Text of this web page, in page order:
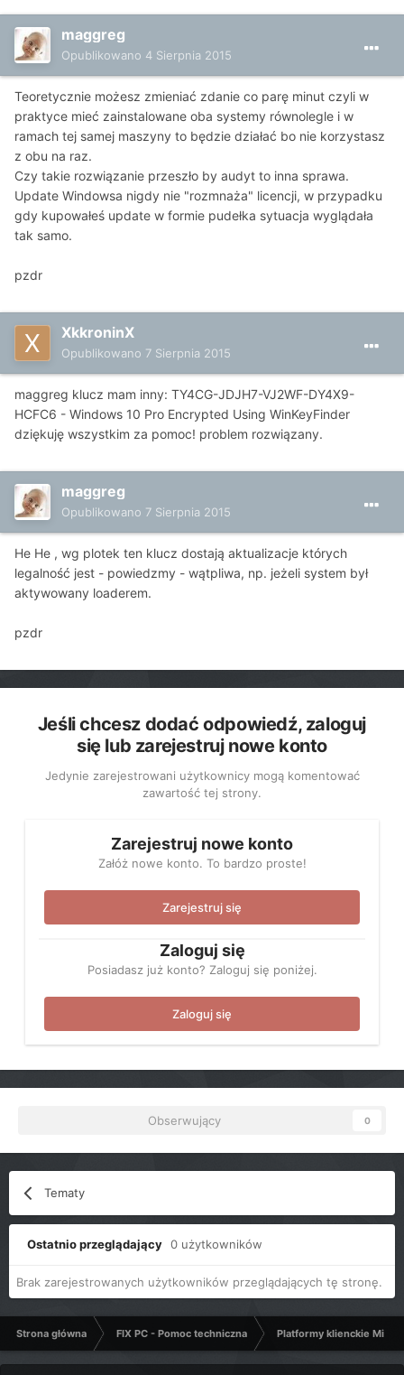
maggreg
Opublikowano 4 Sierpnia 2015
Teoretycznie możesz zmieniać zdanie co parę minut czyli w
praktyce mieć zainstalowane oba systemy równolegle i w
ramach tej samej maszyny to będzie działać bo nie korzystasz
z obu na raz.
Czy takie rozwiązanie przeszło by audyt to inna sprawa.
Update Windowsa nigdy nie "rozmnaża" licencji, w przypadku
gdy kupowałeś update w formie pudełka sytuacja wyglądała
tak samo.
pzdr
XkkroninX
Opublikowano 7 Sierpnia 2015
maggreg klucz mam inny: TY4CG-JDJH7-VJ2WF-DY4X9-
HCFC6 - Windows 10 Pro Encrypted Using WinKeyFinder
dziękuję wszystkim za pomoc! problem rozwiązany.
maggreg
Opublikowano 7 Sierpnia 2015
He He , wg plotek ten klucz dostają aktualizacje których
legalność jest - powiedzmy - wątpliwa, np. jeżeli system był
aktywowany loaderem.
pzdr
Jeśli chcesz dodać odpowiedź, zaloguj
się lub zarejestruj nowe konto
Jedynie zarejestrowani użytkownicy mogą komentować
zawartość tej strony.
Zarejestruj nowe konto
Załóż nowe konto. To bardzo proste!
Zarejestruj się
Zaloguj się
Posiadasz już konto? Zaloguj się poniżej.
Zaloguj się
Obserwujący 0
Tematy
Ostatnio przeglądający 0 użytkowników
Brak zarejestrowanych użytkowników przeglądających tę stronę.
Strona główna FIX PC - Pomoc techniczna Platformy klienckie